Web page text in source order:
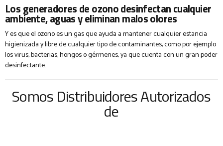
Los generadores de ozono desinfectan cualquier
ambiente, aguas y eliminan malos olores
Y es que el ozono es un gas que ayuda a mantener cualquier estancia
higienizada y libre de cualquier tipo de contaminantes, como por ejemplo
los virus, bacterias, hongos o gérmenes, ya que cuenta con un gran poder
desinfectante.
Somos Distribuidores Autorizados
de